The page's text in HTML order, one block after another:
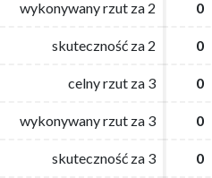
wykonywany rzut za 2 0
skuteczność za 2 0
celny rzut za 3 0
wykonywany rzut za 3 0
skuteczność za 3 0
wykonywany rzut za 2 0
skuteczność za 2 0
celny rzut za 3 0
wykonywany rzut za 3 0
skuteczność za 3 0